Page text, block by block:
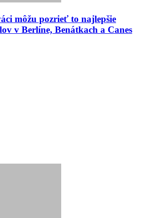
môžu pozrieť to najlepšie
v Berlíne, Benátkach a Canes